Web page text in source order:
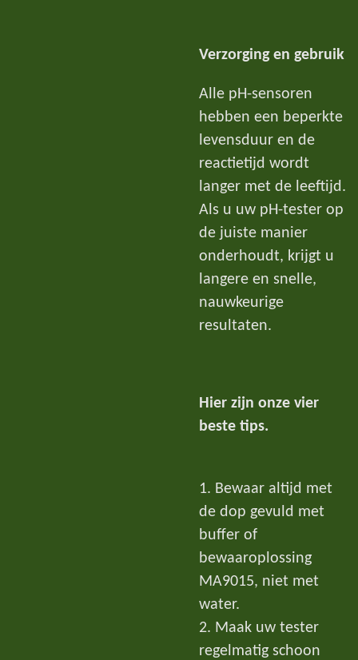
Verzorging en gebruik
Alle pH-sensoren
hebben een beperkte
levensduur en de
reactietijd wordt
langer met de leeftijd.
Als u uw pH-tester op
de juiste manier
onderhoudt, krijgt u
langere en snelle,
nauwkeurige
resultaten.
Hier zijn onze vier
beste tips.
1. Bewaar altijd met
de dop gevuld met
buffer of
bewaaroplossing
MA9015, niet met
water.
2. Maak uw tester
regelmatig schoon